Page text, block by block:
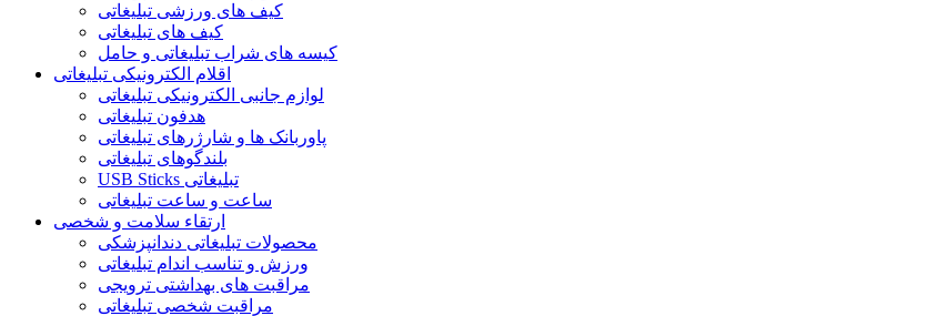
کیف های ورزشی تبلیغاتی
کیف های تبلیغاتی
کیسه های شراب تبلیغاتی و حامل
اقلام الکترونیکی تبلیغاتی
لوازم جانبی الکترونیکی تبلیغاتی
هدفون تبلیغاتی
پاوربانک ها و شارژرهای تبلیغاتی
بلندگوهای تبلیغاتی
USB Sticks تبلیغاتی
ساعت و ساعت تبلیغاتی
ارتقاء سلامت و شخصی
محصولات تبلیغاتی دندانپزشکی
ورزش و تناسب اندام تبلیغاتی
مراقبت های بهداشتی ترویجی
مراقبت شخصی تبلیغاتی